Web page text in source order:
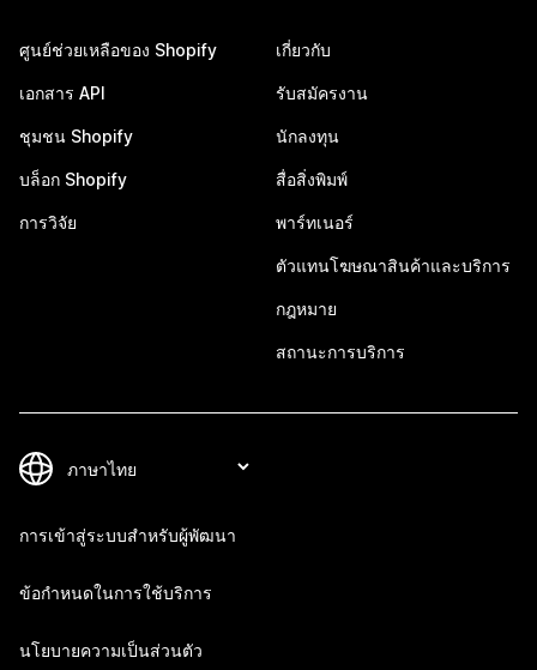
ศูนย์ช่วยเหลือของ Shopify
เอกสาร API
ชุมชน Shopify
บล็อก Shopify
การวิจัย
เกี่ยวกับ
รับสมัครงาน
นักลงทุน
สื่อสิ่งพิมพ์
พาร์ทเนอร์
ตัวแทนโฆษณาสินค้าและบริการ
กฎหมาย
สถานะการบริการ
การเข้าสู่ระบบสำหรับผู้พัฒนา
ข้อกำหนดในการใช้บริการ
นโยบายความเป็นส่วนตัว